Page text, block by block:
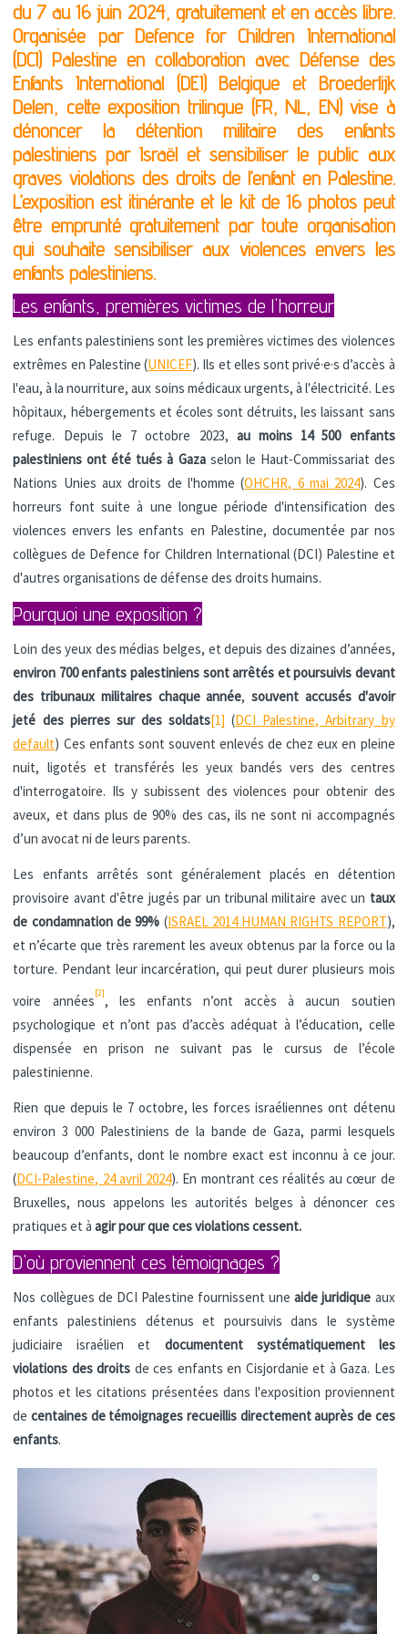
du 7 au 16 juin 2024, gratuitement et en accès libre.
Organisée par Defence for Children International
(DCI) Palestine en collaboration avec Défense des
Enfants International (DEI) Belgique et Broederlijk
Delen, cette exposition trilingue (FR, NL, EN) vise à
dénoncer la détention militaire des enfants
palestiniens par Israël et sensibiliser le public aux
graves violations des droits de l’enfant en Palestine.
L’exposition est itinérante et le kit de 16 photos peut
être emprunté gratuitement par toute organisation
qui souhaite sensibiliser aux violences envers les
enfants palestiniens.
Les enfants, premières victimes de l'horreur
Les enfants palestiniens sont les premières victimes des violences
extrêmes en Palestine (UNICEF). Ils et elles sont privé·e·s d’accès à
l'eau, à la nourriture, aux soins médicaux urgents, à l'électricité. Les
hôpitaux, hébergements et écoles sont détruits, les laissant sans
refuge. Depuis le 7 octobre 2023, au moins 14 500 enfants
palestiniens ont été tués à Gazaselon le Haut-Commissariat des
Nations Unies aux droits de l'homme (OHCHR, 6 mai 2024). Ces
horreurs font suite à une longue période d'intensification des
violences envers les enfants en Palestine, documentée par nos
collègues de Defence for Children International (DCI) Palestine et
d'autres organisations de défense des droits humains.
Pourquoi une exposition ?
Loin des yeux des médias belges, et depuis des dizaines d’années,
environ 700 enfants palestiniens sont arrêtés et poursuivis devant
des tribunaux militaires chaque année,souvent accusés d'avoir
jeté des pierres sur des soldats[1] (DCI Palestine, Arbitrary by
default) Ces enfants sont souvent enlevés de chez eux en pleine
nuit, ligotés et transférés les yeux bandés vers des centres
d'interrogatoire. Ils y subissent des violences pour obtenir des
aveux, et dans plus de 90% des cas, ils ne sont ni accompagnés
d’un avocat ni de leurs parents.
Les enfants arrêtés sont généralement placés en détention
provisoire avant d'être jugés par un tribunal militaire avec un taux
de condamnation de 99% (ISRAEL 2014 HUMAN RIGHTS REPORT),
et n’écarte que très rarement les aveux obtenus par la force ou la
torture. Pendant leur incarcération, qui peut durer plusieurs mois
voire années[2], les enfants n’ont accès à aucun soutien
psychologique et n’ont pas d’accès adéquat à l’éducation, celle
dispensée en prison ne suivant pas le cursus de l’école
palestinienne.
Rien que depuis le 7 octobre, les forces israéliennes ont détenu
environ 3 000 Palestiniens de la bande de Gaza, parmi lesquels
beaucoup d’enfants, dont le nombre exact est inconnu à ce jour.
(DCI-Palestine, 24 avril 2024). En montrant ces réalités au cœur de
Bruxelles, nous appelons les autorités belges à dénoncer ces
pratiques et àagir pour que ces violations cessent.
D'où proviennent ces témoignages ?
Nos collègues de DCI Palestine fournissent uneaide juridique aux
enfants palestiniens détenus et poursuivis dans le système
judiciaire israélien et documentent systématiquement les
violations des droits de ces enfants en Cisjordanie et à Gaza. Les
photos et les citations présentées dans l'exposition proviennent
decentaines de témoignages recueillis directement auprès de ces
enfants.